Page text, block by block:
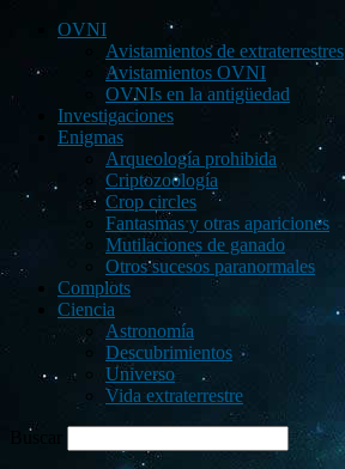
OVNI
Avistamientos de extraterrestres
Avistamientos OVNI
OVNIs en la antigüedad
Investigaciones
Enigmas
Arqueología prohibida
Criptozoología
Crop circles
Fantasmas y otras apariciones
Mutilaciones de ganado
Otros sucesos paranormales
Complots
Ciencia
Astronomía
Descubrimientos
Universo
Vida extraterrestre
Buscar